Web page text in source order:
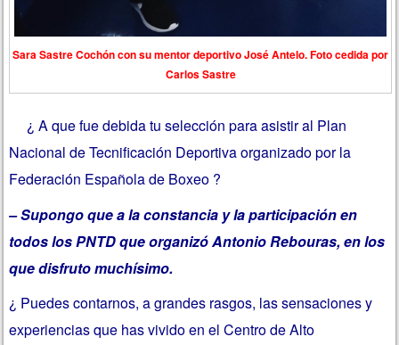
Sara Sastre Cochón con su mentor deportivo José Antelo. Foto cedida por
Carlos Sastre
¿ A que fue debida tu selección para asistir al Plan
Nacional de Tecnificación Deportiva organizado por la
Federación Española de Boxeo ?
– Supongo que a la constancia y la participación en
todos los PNTD que organizó Antonio Rebouras, en los
que disfruto muchísimo.
¿ Puedes contarnos, a grandes rasgos, las sensaciones y
experiencias que has vivido en el Centro de Alto